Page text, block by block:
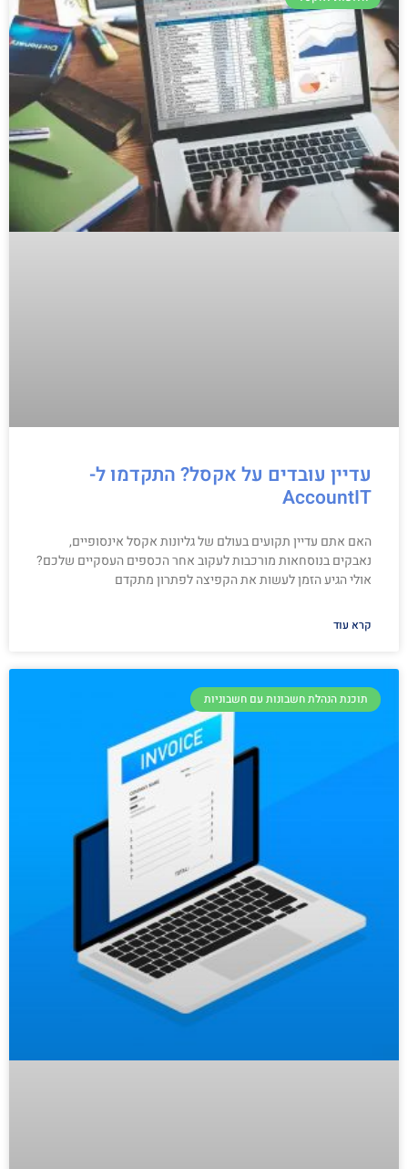
עדיין עובדים על אקסל? התקדמו ל-
AccountIT
האם אתם עדיין תקועים בעולם של גליונות אקסל אינסופיים,
נאבקים בנוסחאות מורכבות לעקוב אחר הכספים העסקיים שלכם?
אולי הגיע הזמן לעשות את הקפיצה לפתרון מתקדם
קרא עוד
תוכנת הנהלת חשבונות עם חשבוניות